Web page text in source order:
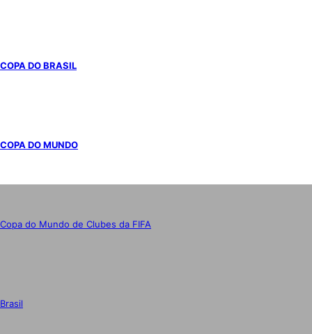
COPA DO BRASIL
COPA DO MUNDO
Copa do Mundo de Clubes da FIFA
Brasil